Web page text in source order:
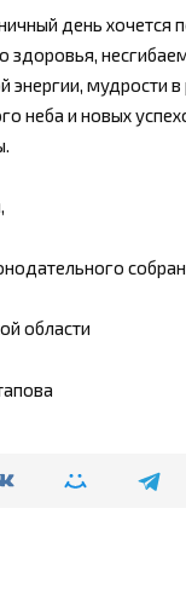
день хочется
здоровья,
энергии, мудрости
неба и новых